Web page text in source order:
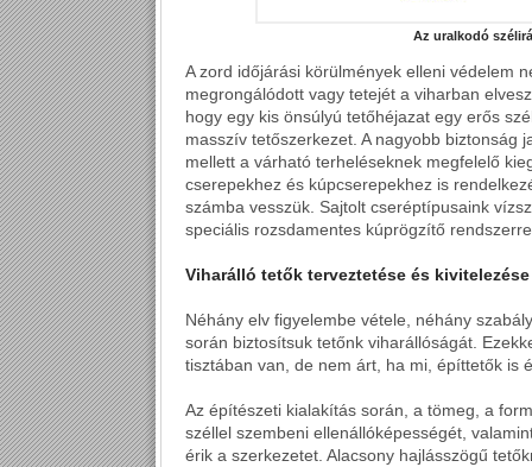
Az uralkodó
A zord időjárási körülmények elleni védelem
megrongálódott vagy tetejét a viharban
hogy egy kis önsúlyú tetőhéjazat egy erős
masszív tetőszerkezet. A nagyobb biztonság
mellett a várható terheléseknek megfelelő
cserepekhez és kúpcserepekhez is
számba vesszük. Sajtolt cseréptípusaink
speciális rozsdamentes kúprögzítő
Viharálló tetők terveztetése és kivitelezése
Néhány elv figyelembe vétele, néhány
során biztosítsuk tetőnk viharállóságát.
tisztában van, de nem árt, ha mi, építtetők is
Az építészeti kialakítás során, a tömeg, a
széllel szembeni ellenállóképességét,
érik a szerkezetet. Alacsony hajlásszögű